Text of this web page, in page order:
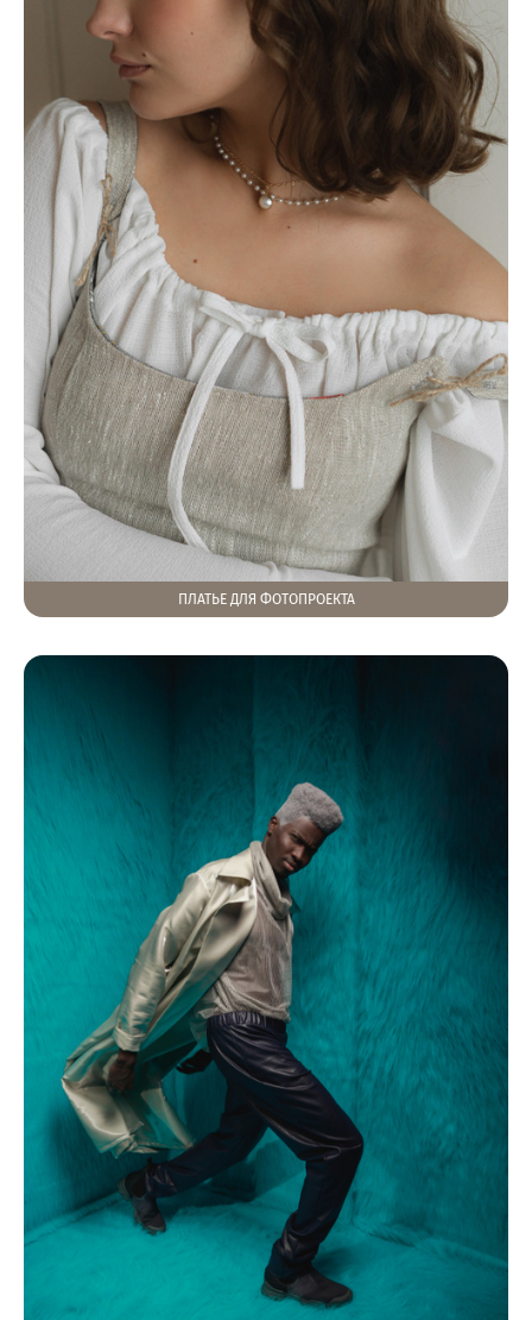
ПЛАТЬЕ ДЛЯ ФОТОПРОЕКТА